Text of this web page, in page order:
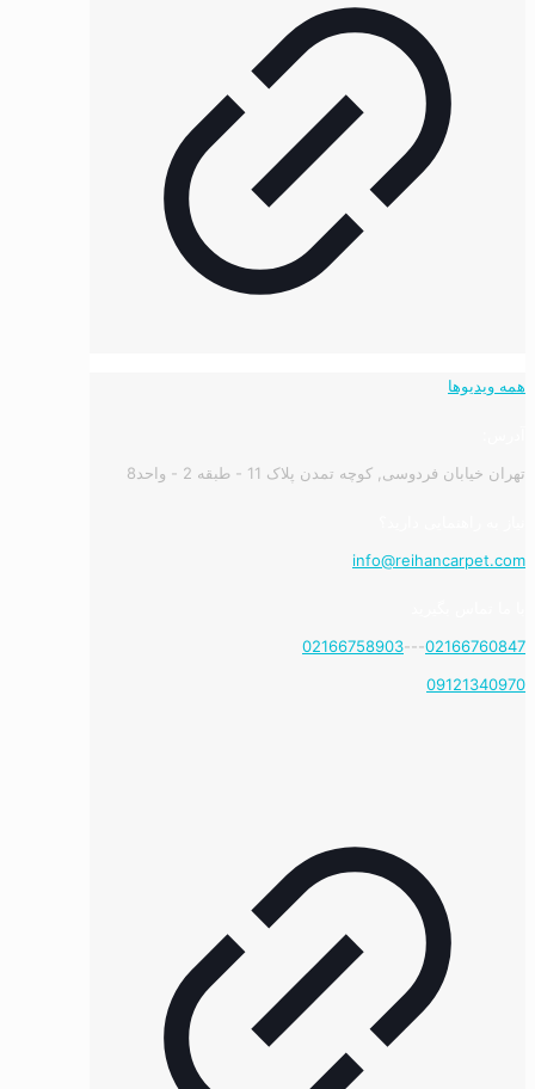
همه ویدیوها
تهران خیابان فردوسی, کوچه تمدن پلاک 11 - طبقه 2 - واحد8
info@reihancarpet.com
02166760847
---
02166758903
09121340970